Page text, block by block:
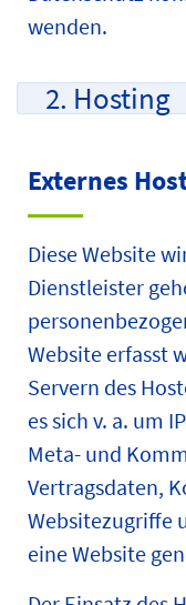
wenden.
2. Hosting
Externes
Diese Website
Dienstleister
Website erfasst
Servern des
es sich v. a. um
Meta- und
Vertragsdaten,
Websitezugriffe
eine Website